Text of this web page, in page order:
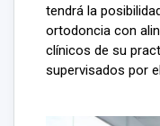
tendrá la
ortodoncia con
clínicos de su
supervisados por